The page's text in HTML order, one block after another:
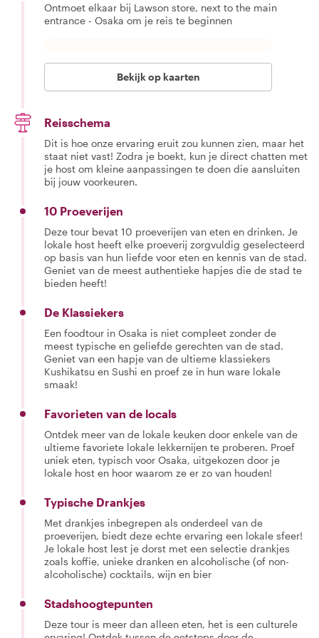
Ontmoet elkaar bij Lawson store, next to the main
entrance - Osaka om je reis te beginnen
Bekijk op kaarten
Reisschema
Dit is hoe onze ervaring eruit zou kunnen zien, maar het
staat niet vast! Zodra je boekt, kun je direct chatten met
je host om kleine aanpassingen te doen die aansluiten
bij jouw voorkeuren.
10 Proeverijen
Deze tour bevat 10 proeverijen van eten en drinken. Je
lokale host heeft elke proeverij zorgvuldig geselecteerd
op basis van hun liefde voor eten en kennis van de stad.
Geniet van de meest authentieke hapjes die de stad te
bieden heeft!
De Klassiekers
Een foodtour in Osaka is niet compleet zonder de
meest typische en geliefde gerechten van de stad.
Geniet van een hapje van de ultieme klassiekers
Kushikatsu en Sushi en proef ze in hun ware lokale
smaak!
Favorieten van de locals
Ontdek meer van de lokale keuken door enkele van de
ultieme favoriete lokale lekkernijen te proberen. Proef
uniek eten, typisch voor Osaka, uitgekozen door je
lokale host en hoor waarom ze er zo van houden!
Typische Drankjes
Met drankjes inbegrepen als onderdeel van de
proeverijen, biedt deze echte ervaring een lokale sfeer!
Je lokale host lest je dorst met een selectie drankjes
zoals koffie, unieke dranken en alcoholische (of non-
alcoholische) cocktails, wijn en bier
Stadshoogtepunten
Deze tour is meer dan alleen eten, het is een culturele